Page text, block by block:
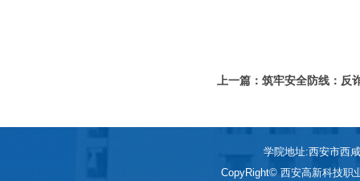
上一篇：筑牢安全防线：反
学院地址:西安市西
CopyRight© 西安高新科技职